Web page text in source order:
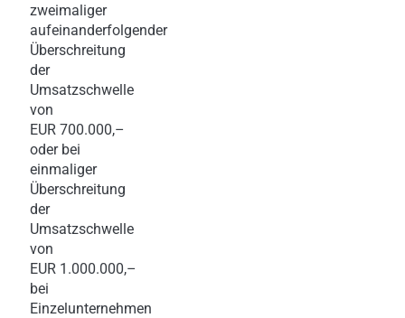
zweimaliger
aufeinanderfolgender
Überschreitung
der
Umsatzschwelle
von
EUR 700.000,–
oder bei
einmaliger
Überschreitung
der
Umsatzschwelle
von
EUR 1.000.000,–
bei
Einzelunternehmen